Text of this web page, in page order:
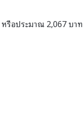
หรือประมาณ 2,067 บาท